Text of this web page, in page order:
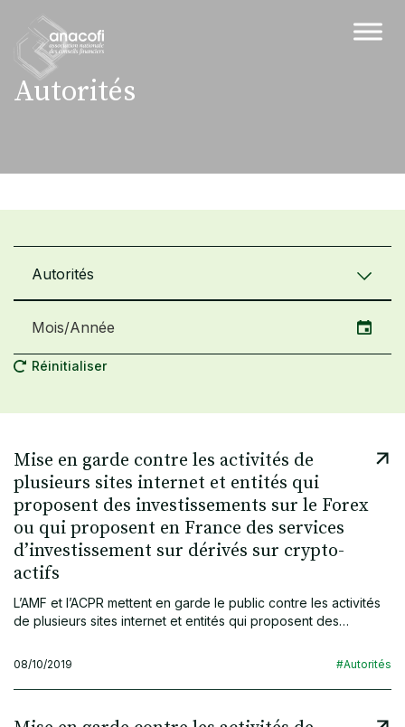
Autorités
Autorités
Réinitialiser
Mise en garde contre les activités de
plusieurs sites internet et entités qui
proposent des investissements sur le Forex
ou qui proposent en France des services
d’investissement sur dérivés sur crypto-
actifs
L’AMF et l’ACPR mettent en garde le public contre les activités
de plusieurs sites internet et entités qui proposent des…
08/10/2019 #Autorités